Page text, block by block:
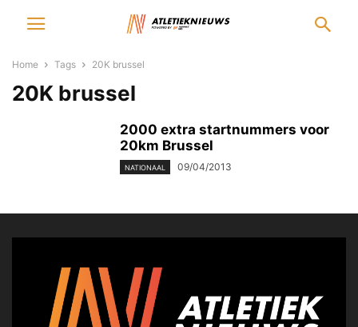
Home Tags 20K brussel
20K brussel
2000 extra startnummers voor
20km Brussel
NATIONAAL 09/04/2013